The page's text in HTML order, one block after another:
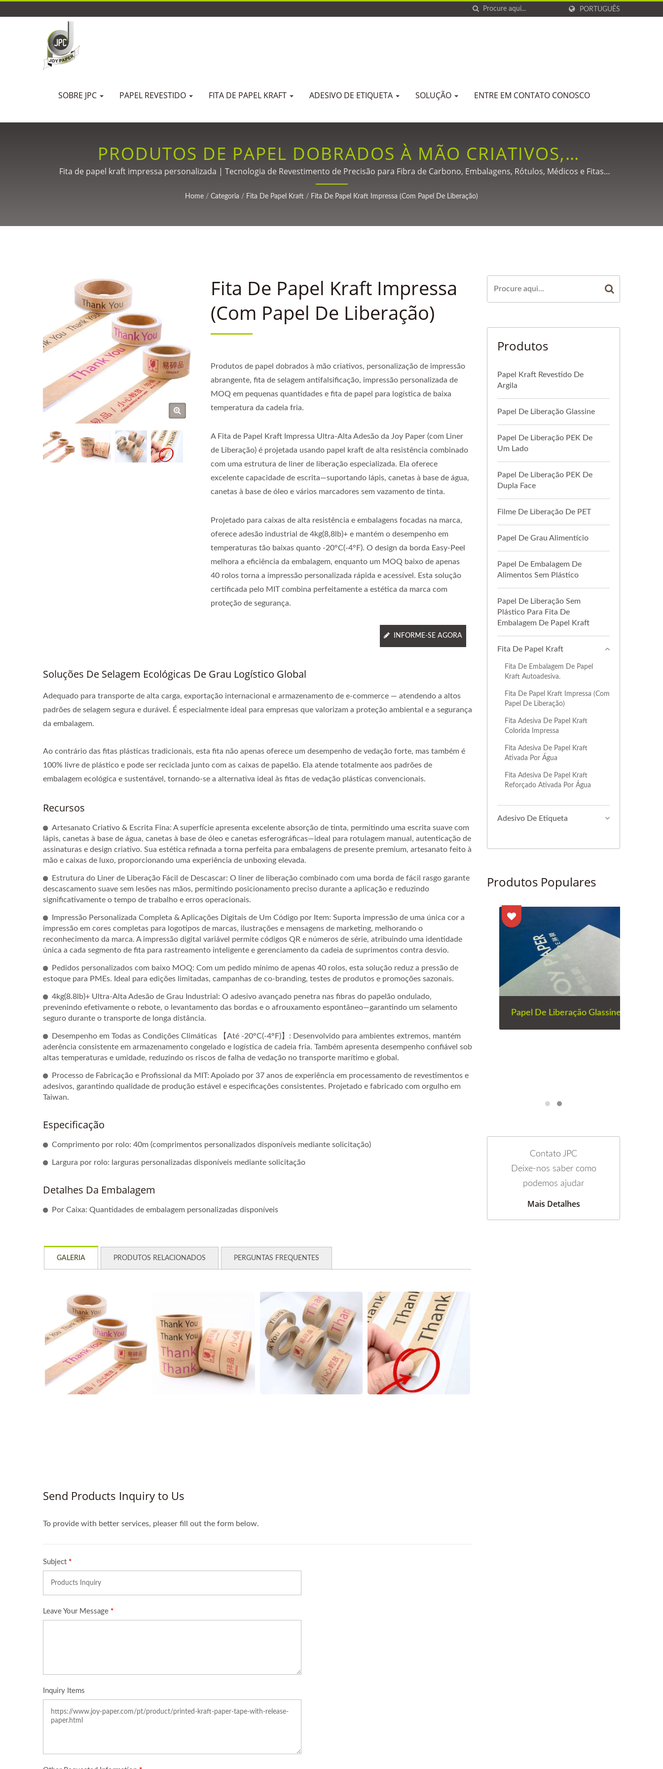
PORTUGUÊS
SOBRE JPC PAPEL REVESTIDO FITA DE PAPEL KRAFT ADESIVO DE ETIQUETA SOLUÇÃO ENTRE EM CONTATO CONOSCO
PRODUTOS DE PAPEL DOBRADOS À MÃO CRIATIVOS,
PERSONALIZAÇÃO DE IMPRESSÃO ABRANGENTE, FITA DE
SELAGEM ANTIFALSIFICAÇÃO, IMPRESSÃO PERSONALIZADA DE
MOQ EM PEQUENAS QUANTIDADES E FITA DE PAPEL PARA
– MAIS DE 30 ANOS DE ESPECIALIZAÇÃO
Fita de papel kraft impressa personalizada | Tecnologia de Revestimento de Precisão para Fibra de Carbono, Embalagens, Rótulos, Médicos e Fitas
Adesivas Desde 1988.
Home / Categoria / Fita De Papel Kraft / Fita De Papel Kraft Impressa (com Papel De Liberação)
Fita De Papel Kraft Impressa
(com Papel De Liberação)
Produtos de papel dobrados à mão criativos, personalização de impressão
abrangente, fita de selagem antifalsificação, impressão personalizada de
MOQ em pequenas quantidades e fita de papel para logística de baixa
temperatura da cadeia fria.
A Fita de Papel Kraft Impressa Ultra-Alta Adesão da Joy Paper (com Liner
de Liberação) é projetada usando papel kraft de alta resistência combinado
com uma estrutura de liner de liberação especializada. Ela oferece
excelente capacidade de escrita—suportando lápis, canetas à base de água,
canetas à base de óleo e vários marcadores sem vazamento de tinta.
Projetado para caixas de alta resistência e embalagens focadas na marca,
oferece adesão industrial de 4kg(8,8lb)+ e mantém o desempenho em
temperaturas tão baixas quanto -20°C(-4°F). O design da borda Easy-Peel
melhora a eficiência da embalagem, enquanto um MOQ baixo de apenas
40 rolos torna a impressão personalizada rápida e acessível. Esta solução
certificada pelo MIT combina perfeitamente a estética da marca com
proteção de segurança.
INFORME-SE AGORA
Soluções De Selagem Ecológicas De Grau Logístico Global
Adequado para transporte de alta carga, exportação internacional e armazenamento de e-commerce — atendendo a altos
padrões de selagem segura e durável. É especialmente ideal para empresas que valorizam a proteção ambiental e a segurança
da embalagem.
Ao contrário das fitas plásticas tradicionais, esta fita não apenas oferece um desempenho de vedação forte, mas também é
100% livre de plástico e pode ser reciclada junto com as caixas de papelão. Ela atende totalmente aos padrões de
embalagem ecológica e sustentável, tornando-se a alternativa ideal às fitas de vedação plásticas convencionais.
Recursos
Artesanato Criativo & Escrita Fina: A superfície apresenta excelente absorção de tinta, permitindo uma escrita suave com
lápis, canetas à base de água, canetas à base de óleo e canetas esferográficas—ideal para rotulagem manual, autenticação de
assinaturas e design criativo. Sua estética refinada a torna perfeita para embalagens de presente premium, artesanato feito à
mão e caixas de luxo, proporcionando uma experiência de unboxing elevada.
Estrutura do Liner de Liberação Fácil de Descascar: O liner de liberação combinado com uma borda de fácil rasgo garante
descascamento suave sem lesões nas mãos, permitindo posicionamento preciso durante a aplicação e reduzindo
significativamente o tempo de trabalho e erros operacionais.
Impressão Personalizada Completa & Aplicações Digitais de Um Código por Item: Suporta impressão de uma única cor a
impressão em cores completas para logotipos de marcas, ilustrações e mensagens de marketing, melhorando o
reconhecimento da marca. A impressão digital variável permite códigos QR e números de série, atribuindo uma identidade
única a cada segmento de fita para rastreamento inteligente e gerenciamento da cadeia de suprimentos contra desvio.
Pedidos personalizados com baixo MOQ: Com um pedido mínimo de apenas 40 rolos, esta solução reduz a pressão de
estoque para PMEs. Ideal para edições limitadas, campanhas de co-branding, testes de produtos e promoções sazonais.
4kg(8.8lb)+ Ultra-Alta Adesão de Grau Industrial: O adesivo avançado penetra nas fibras do papelão ondulado,
prevenindo efetivamente o rebote, o levantamento das bordas e o afrouxamento espontâneo—garantindo um selamento
seguro durante o transporte de longa distância.
Desempenho em Todas as Condições Climáticas 【Até -20°C(-4°F)】: Desenvolvido para ambientes extremos, mantém
aderência consistente em armazenamento congelado e logística de cadeia fria. Também apresenta desempenho confiável sob
altas temperaturas e umidade, reduzindo os riscos de falha de vedação no transporte marítimo e global.
Processo de Fabricação e Profissional da MIT: Apoiado por 37 anos de experiência em processamento de revestimentos e
adesivos, garantindo qualidade de produção estável e especificações consistentes. Projetado e fabricado com orgulho em
Taiwan.
Especificação
Comprimento por rolo: 40m (comprimentos personalizados disponíveis mediante solicitação)
Largura por rolo: larguras personalizadas disponíveis mediante solicitação
Detalhes Da Embalagem
Por Caixa: Quantidades de embalagem personalizadas disponíveis
GALERIA PRODUTOS RELACIONADOS PERGUNTAS FREQUENTES
Produtos
Papel Kraft Revestido De
Argila
Papel De Liberação Glassine
Papel De Liberação PEK De
Um Lado
Papel De Liberação PEK De
Dupla Face
Filme De Liberação De PET
Papel De Grau Alimentício
Papel De Embalagem De
Alimentos Sem Plástico
Papel De Liberação Sem
Plástico Para Fita De
Embalagem De Papel Kraft
Fita De Papel Kraft
Fita De Embalagem De Papel
Kraft Autoadesiva.
Fita De Papel Kraft Impressa (com
Papel De Liberação)
Fita Adesiva De Papel Kraft
Colorida Impressa
Fita Adesiva De Papel Kraft
Ativada Por Água
Fita Adesiva De Papel Kraft
Reforçado Ativada Por Água
Adesivo De Etiqueta
Produtos Populares
Fita De Embalagem De Papel
Kraft Padrão
Papel De Liberação Glassine
Fita De Embalagem De Papel
Kraft Padrão
Papel De Liberação Glassine
Contato JPC
Deixe-nos saber como
podemos ajudar
Mais Detalhes